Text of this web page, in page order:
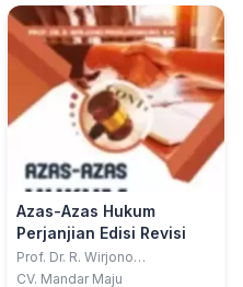
Azas-Azas Hukum
Perjanjian Edisi Revisi
Prof. Dr. R. Wirjono
Prodjodikoro, S.H.
CV. Mandar Maju